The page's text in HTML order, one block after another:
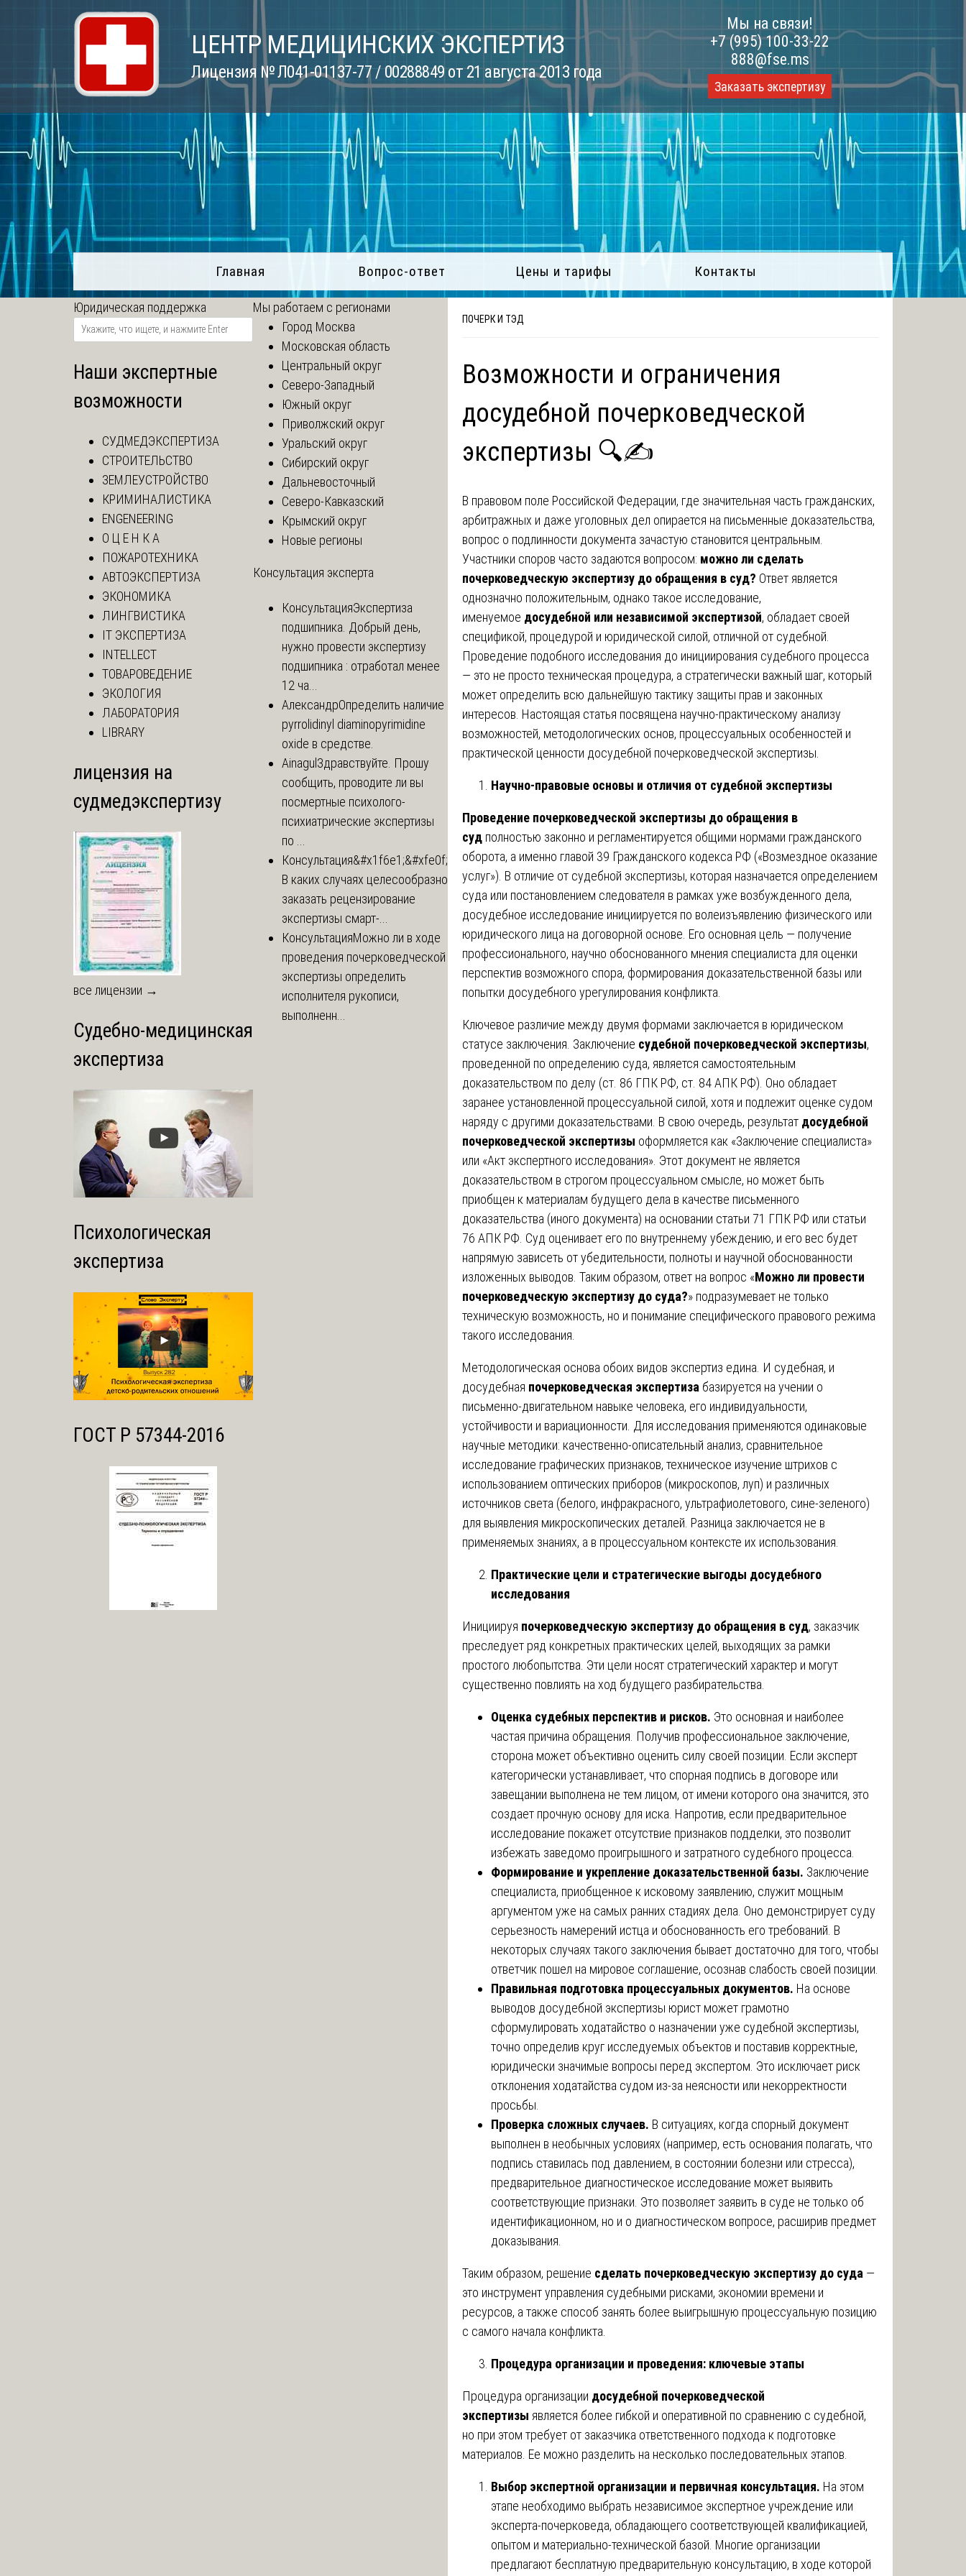
ЦЕНТР МЕДИЦИНСКИХ ЭКСПЕРТИЗ
Лицензия № Л041-01137-77 / 00288849 от 21 августа 2013 года
Мы на связи!
+7 (995) 100-33-22
888@fse.ms
Заказать экспертизу
Главная Вопрос-ответ Цены и тарифы Контакты
ПОЧЕРК И ТЭД
Возможности и ограничения
досудебной почерковедческой
экспертизы 🔍✍️
В правовом поле Российской Федерации, где значительная часть гражданских,
арбитражных и даже уголовных дел опирается на письменные доказательства,
вопрос о подлинности документа зачастую становится центральным.
Участники споров часто задаются вопросом: можно ли сделать
почерковедческую экспертизу до обращения в суд? Ответ является
однозначно положительным, однако такое исследование,
именуемое досудебной или независимой экспертизой, обладает своей
спецификой, процедурой и юридической силой, отличной от судебной.
Проведение подобного исследования до инициирования судебного процесса
— это не просто техническая процедура, а стратегически важный шаг, который
может определить всю дальнейшую тактику защиты прав и законных
интересов. Настоящая статья посвящена научно-практическому анализу
возможностей, методологических основ, процессуальных особенностей и
практической ценности досудебной почерковедческой экспертизы.
Научно-правовые основы и отличия от судебной экспертизы
Проведение почерковедческой экспертизы до обращения в
суд полностью законно и регламентируется общими нормами гражданского
оборота, а именно главой 39 Гражданского кодекса РФ («Возмездное оказание
услуг»). В отличие от судебной экспертизы, которая назначается определением
суда или постановлением следователя в рамках уже возбужденного дела,
досудебное исследование инициируется по волеизъявлению физического или
юридического лица на договорной основе. Его основная цель — получение
профессионального, научно обоснованного мнения специалиста для оценки
перспектив возможного спора, формирования доказательственной базы или
попытки досудебного урегулирования конфликта.
Ключевое различие между двумя формами заключается в юридическом
статусе заключения. Заключение судебной почерковедческой экспертизы,
проведенной по определению суда, является самостоятельным
доказательством по делу (ст. 86 ГПК РФ, ст. 84 АПК РФ). Оно обладает
заранее установленной процессуальной силой, хотя и подлежит оценке судом
наряду с другими доказательствами. В свою очередь, результат досудебной
почерковедческой экспертизы оформляется как «Заключение специалиста»
или «Акт экспертного исследования». Этот документ не является
доказательством в строгом процессуальном смысле, но может быть
приобщен к материалам будущего дела в качестве письменного
доказательства (иного документа) на основании статьи 71 ГПК РФ или статьи
76 АПК РФ. Суд оценивает его по внутреннему убеждению, и его вес будет
напрямую зависеть от убедительности, полноты и научной обоснованности
изложенных выводов. Таким образом, ответ на вопрос «Можно ли провести
почерковедческую экспертизу до суда?» подразумевает не только
техническую возможность, но и понимание специфического правового режима
такого исследования.
Методологическая основа обоих видов экспертиз едина. И судебная, и
досудебная почерковедческая экспертиза базируется на учении о
письменно-двигательном навыке человека, его индивидуальности,
устойчивости и вариационности. Для исследования применяются одинаковые
научные методики: качественно-описательный анализ, сравнительное
исследование графических признаков, техническое изучение штрихов с
использованием оптических приборов (микроскопов, луп) и различных
источников света (белого, инфракрасного, ультрафиолетового, сине-зеленого)
для выявления микроскопических деталей. Разница заключается не в
применяемых знаниях, а в процессуальном контексте их использования.
Практические цели и стратегические выгоды досудебного
исследования
Инициируя почерковедческую экспертизу до обращения в суд, заказчик
преследует ряд конкретных практических целей, выходящих за рамки
простого любопытства. Эти цели носят стратегический характер и могут
существенно повлиять на ход будущего разбирательства.
Оценка судебных перспектив и рисков. Это основная и наиболее
частая причина обращения. Получив профессиональное заключение,
сторона может объективно оценить силу своей позиции. Если эксперт
категорически устанавливает, что спорная подпись в договоре или
завещании выполнена не тем лицом, от имени которого она значится, это
создает прочную основу для иска. Напротив, если предварительное
исследование покажет отсутствие признаков подделки, это позволит
избежать заведомо проигрышного и затратного судебного процесса.
Формирование и укрепление доказательственной базы. Заключение
специалиста, приобщенное к исковому заявлению, служит мощным
аргументом уже на самых ранних стадиях дела. Оно демонстрирует суду
серьезность намерений истца и обоснованность его требований. В
некоторых случаях такого заключения бывает достаточно для того, чтобы
ответчик пошел на мировое соглашение, осознав слабость своей позиции.
Правильная подготовка процессуальных документов. На основе
выводов досудебной экспертизы юрист может грамотно
сформулировать ходатайство о назначении уже судебной экспертизы,
точно определив круг исследуемых объектов и поставив корректные,
юридически значимые вопросы перед экспертом. Это исключает риск
отклонения ходатайства судом из-за неясности или некорректности
просьбы.
Проверка сложных случаев. В ситуациях, когда спорный документ
выполнен в необычных условиях (например, есть основания полагать, что
подпись ставилась под давлением, в состоянии болезни или стресса),
предварительное диагностическое исследование может выявить
соответствующие признаки. Это позволяет заявить в суде не только об
идентификационном, но и о диагностическом вопросе, расширив предмет
доказывания.
Таким образом, решение сделать почерковедческую экспертизу до суда —
это инструмент управления судебными рисками, экономии времени и
ресурсов, а также способ занять более выигрышную процессуальную позицию
с самого начала конфликта.
Процедура организации и проведения: ключевые этапы
Процедура организации досудебной почерковедческой
экспертизы является более гибкой и оперативной по сравнению с судебной,
но при этом требует от заказчика ответственного подхода к подготовке
материалов. Ее можно разделить на несколько последовательных этапов.
Выбор экспертной организации и первичная консультация. На этом
этапе необходимо выбрать независимое экспертное учреждение или
эксперта-почерковеда, обладающего соответствующей квалификацией,
опытом и материально-технической базой. Многие организации
предлагают бесплатную предварительную консультацию, в ходе которой
Юридическая поддержка
Наши экспертные
возможности
СУДМЕДЭКСПЕРТИЗА
СТРОИТЕЛЬСТВО
ЗЕМЛЕУСТРОЙСТВО
КРИМИНАЛИСТИКА
ENGENEERING
О Ц Е Н К А
ПОЖАРОТЕХНИКА
АВТОЭКСПЕРТИЗА
ЭКОНОМИКА
ЛИНГВИСТИКА
IT ЭКСПЕРТИЗА
INTELLECT
ТОВАРОВЕДЕНИЕ
ЭКОЛОГИЯ
ЛАБОРАТОРИЯ
LIBRARY
лицензия на
судмедэкспертизу
все лицензии →
Судебно-медицинская
экспертиза
Психологическая
экспертиза
ГОСТ Р 57344-2016
Мы работаем с регионами
Город Москва
Московская область
Центральный округ
Северо-Западный
Южный округ
Приволжский округ
Уральский округ
Сибирский округ
Дальневосточный
Северо-Кавказский
Крымский округ
Новые регионы
Консультация эксперта
КонсультацияЭкспертиза
подшипника. Добрый день,
нужно провести экспертизу
подшипника : отработал менее
12 ча...
АлександрОпределить наличие
pyrrolidinyl diaminopyrimidine
oxide в средстве.
Ainagul Здравствуйте. Прошу
сообщить, проводите ли вы
посмертные психолого-
психиатрические экспертизы
по ...
Консультация&#x1f6e1;&#xfe0f;
В каких случаях целесообразно
заказать рецензирование
экспертизы смарт-...
КонсультацияМожно ли в ходе
проведения почерковедческой
экспертизы определить
исполнителя рукописи,
выполненн...